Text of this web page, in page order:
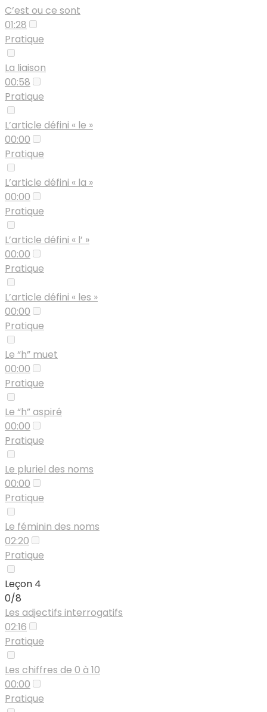
C’est ou ce sont
01:28
Pratique
La liaison
00:58
Pratique
L’article défini « le »
00:00
Pratique
L’article défini « la »
00:00
Pratique
L’article défini « l’ »
00:00
Pratique
L’article défini « les »
00:00
Pratique
Le “h” muet
00:00
Pratique
Le “h” aspiré
00:00
Pratique
Le pluriel des noms
00:00
Pratique
Le féminin des noms
02:20
Pratique
Leçon 4
0/8
Les adjectifs interrogatifs
02:16
Pratique
Les chiffres de 0 à 10
00:00
Pratique